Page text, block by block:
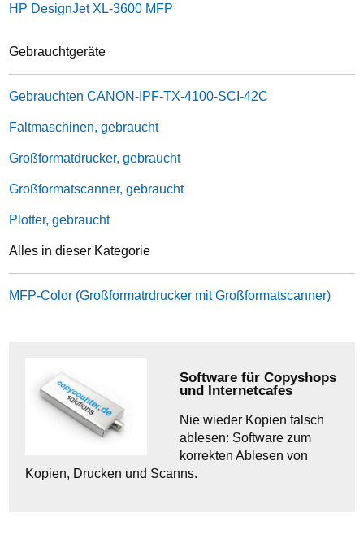
HP DesignJet XL-3600 MFP
Gebrauchtgeräte
Gebrauchten CANON-IPF-TX-4100-SCI-42C
Faltmaschinen, gebraucht
Großformatdrucker, gebraucht
Großformatscanner, gebraucht
Plotter, gebraucht
Alles in dieser Kategorie
MFP-Color (Großformatrdrucker mit Großformatscanner)
Software für Copyshops
und Internetcafes
Nie wieder Kopien falsch
ablesen: Software zum
korrekten Ablesen von
Kopien, Drucken und Scanns.